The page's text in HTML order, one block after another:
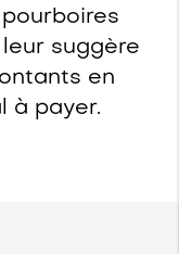
suggère
en
à payer.